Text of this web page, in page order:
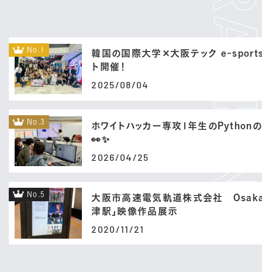
No.1
韓国の国際大学×大阪テック e-
ト開催！
2025/08/04
No.3
ホワイトハッカー専攻1年生のPython
👀✨
2026/04/25
No.5
大阪市高速電気軌道株式会社
津駅」映像作品展示
2020/11/21